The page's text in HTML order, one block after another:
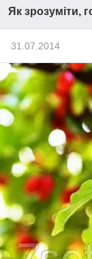
Як зрозуміти,
31.07.2014